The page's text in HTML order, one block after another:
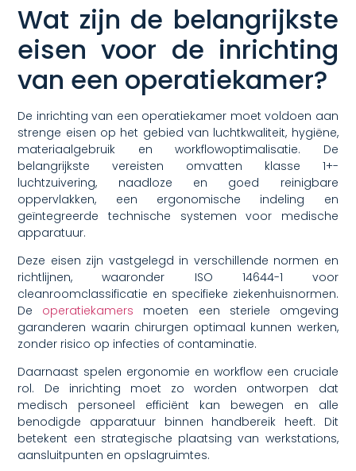
Wat zijn de belangrijkste
eisen voor de inrichting
van een operatiekamer?
De inrichting van een operatiekamer moet voldoen aan
strenge eisen op het gebied van luchtkwaliteit, hygiëne,
materiaalgebruik en workflowoptimalisatie. De
belangrijkste vereisten omvatten klasse 1+-
luchtzuivering, naadloze en goed reinigbare
oppervlakken, een ergonomische indeling en
geïntegreerde technische systemen voor medische
apparatuur.
Deze eisen zijn vastgelegd in verschillende normen en
richtlijnen, waaronder ISO 14644-1 voor
cleanroomclassificatie en specifieke ziekenhuisnormen.
De operatiekamers moeten een steriele omgeving
garanderen waarin chirurgen optimaal kunnen werken,
zonder risico op infecties of contaminatie.
Daarnaast spelen ergonomie en workflow een cruciale
rol. De inrichting moet zo worden ontworpen dat
medisch personeel efficiënt kan bewegen en alle
benodigde apparatuur binnen handbereik heeft. Dit
betekent een strategische plaatsing van werkstations,
aansluitpunten en opslagruimtes.